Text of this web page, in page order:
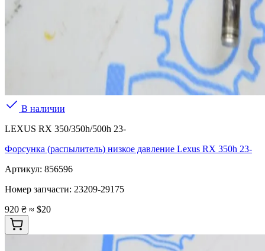
В наличии
LEXUS RX 350/350h/500h 23-
Форсунка (распылитель) низкое давление Lexus RX 350h 23-
Артикул: 856596
Номер запчасти: 23209-29175
920 ₴ ≈ $20